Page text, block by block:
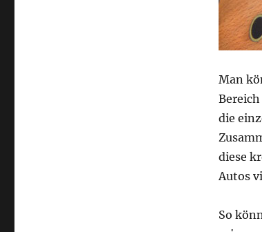
Man
die
diese
Autos
So